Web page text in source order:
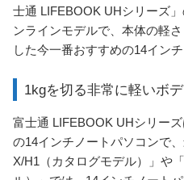
士通 LIFEBOOK UHシリーズ
ンラインモデルで、本体の軽
した今一番おすすめの14イン
1kgを切る非常に軽いボデ
富士通 LIFEBOOK UHシリー
の14インチノートパソコンで
X/H1（カタログモデル）」や